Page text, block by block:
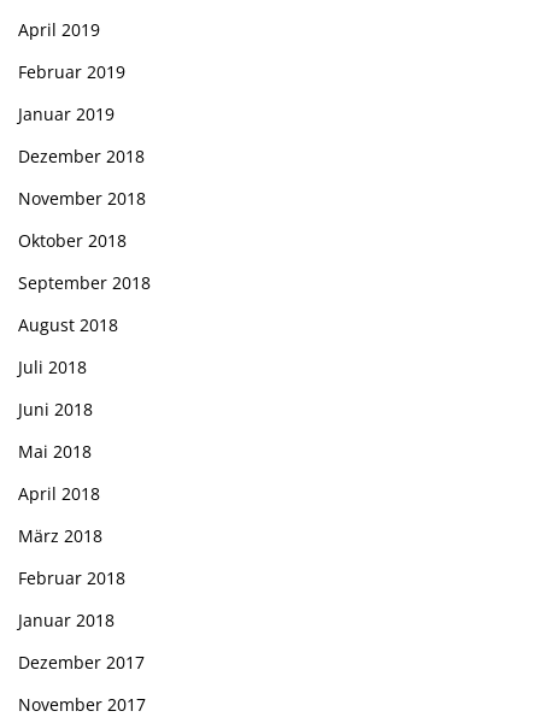
April 2019
Februar 2019
Januar 2019
Dezember 2018
November 2018
Oktober 2018
September 2018
August 2018
Juli 2018
Juni 2018
Mai 2018
April 2018
März 2018
Februar 2018
Januar 2018
Dezember 2017
November 2017